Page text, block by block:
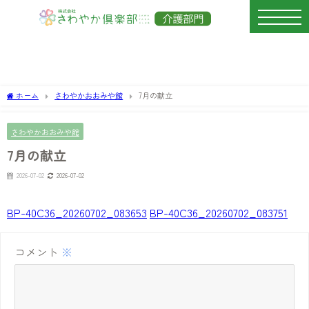
ホーム さわやかおおみや館 7月の献立
さわやかおおみや館
7月の献立
2026-07-02 2026-07-02
BP-40C36_20260702_083653 BP-40C36_20260702_083751
コメント ※